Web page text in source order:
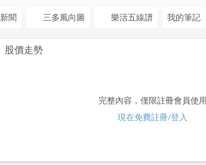
新聞 三多風向圖 樂活五線譜 我的筆記
股價走勢
完整內容，僅限註冊會員使用
現在免費註冊/登入